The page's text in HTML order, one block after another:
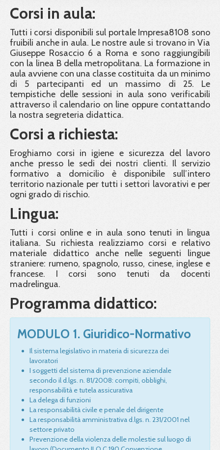
Corsi in aula:
Tutti i corsi disponibili sul portale Impresa8108 sono
fruibili anche in aula. Le nostre aule si trovano in Via
Giuseppe Rosaccio 6 a Roma e sono raggiungibili
con la linea B della metropolitana. La formazione in
aula avviene con una classe costituita da un minimo
di 5 partecipanti ed un massimo di 25. Le
tempistiche delle sessioni in aula sono verificabili
attraverso il calendario on line oppure contattando
la nostra segreteria didattica.
Corsi a richiesta:
Eroghiamo corsi in igiene e sicurezza del lavoro
anche presso le sedi dei nostri clienti. Il servizio
formativo a domicilio è disponibile sull’intero
territorio nazionale per tutti i settori lavorativi e per
ogni grado di rischio.
Lingua:
Tutti i corsi online e in aula sono tenuti in lingua
italiana. Su richiesta realizziamo corsi e relativo
materiale didattico anche nelle seguenti lingue
straniere: rumeno, spagnolo, russo, cinese, inglese e
francese. I corsi sono tenuti da docenti
madrelingua.
Programma didattico:
MODULO 1. Giuridico-Normativo
Il sistema legislativo in materia di sicurezza dei
lavoratori
I soggetti del sistema di prevenzione aziendale
secondo il d.lgs. n. 81/2008: compiti, obblighi,
responsabilità e tutela assicurativa
La delega di funzioni
La responsabilità civile e penale del dirigente
La responsabilità amministrativa d.lgs. n. 231/2001 nel
settore privato
Prevenzione della violenza delle molestie sul luogo di